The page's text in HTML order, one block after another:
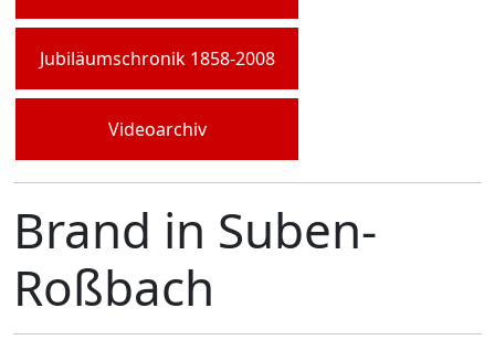
Jubiläumschronik 1858-2008
Videoarchiv
Brand in Suben-
Roßbach